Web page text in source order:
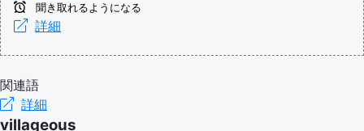
聞き取れるようになる
詳細
関連語
詳細
villageous